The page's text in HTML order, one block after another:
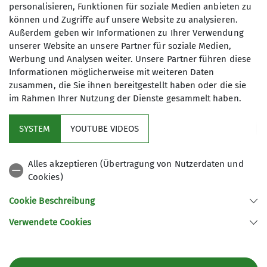
Anmeldung bis
25.05.2026
77654 Offenburg
personalisieren, Funktionen für soziale Medien anbieten zu
können und Zugriffe auf unsere Website zu analysieren.
Außerdem geben wir Informationen zu Ihrer Verwendung
unserer Website an unsere Partner für soziale Medien,
Werbung und Analysen weiter. Unsere Partner führen diese
Informationen möglicherweise mit weiteren Daten
zusammen, die Sie ihnen bereitgestellt haben oder die sie
im Rahmen Ihrer Nutzung der Dienste gesammelt haben.
SYSTEM YOUTUBE VIDEOS
Alles akzeptieren (Übertragung von Nutzerdaten und
Cookies)
Cookie Beschreibung
Verwendete Cookies